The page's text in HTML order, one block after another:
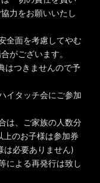
力をお願いいたし
全面を考慮してやむ
がございます。
はつきませんので予
イタッチ会にご参加
は、ご家族の人数分
上のお子様は参加券
は必要ありません)
による再発行は致し